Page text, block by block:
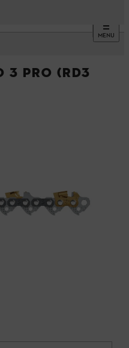
MENU
3 Pro (RD3